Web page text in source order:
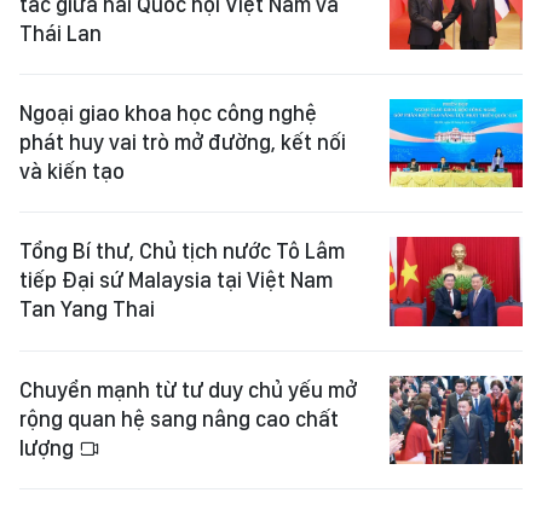
Thái Lan
Ngoại giao khoa học công nghệ
phát huy vai trò mở đường, kết nối
và kiến tạo
Tổng Bí thư, Chủ tịch nước Tô Lâm
tiếp Đại sứ Malaysia tại Việt Nam
Tan Yang Thai
Chuyển mạnh từ tư duy chủ yếu mở
rộng quan hệ sang nâng cao chất
lượng